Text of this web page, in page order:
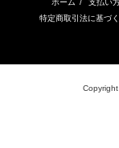
ホーム / 支払い
特定商取引法に基づ